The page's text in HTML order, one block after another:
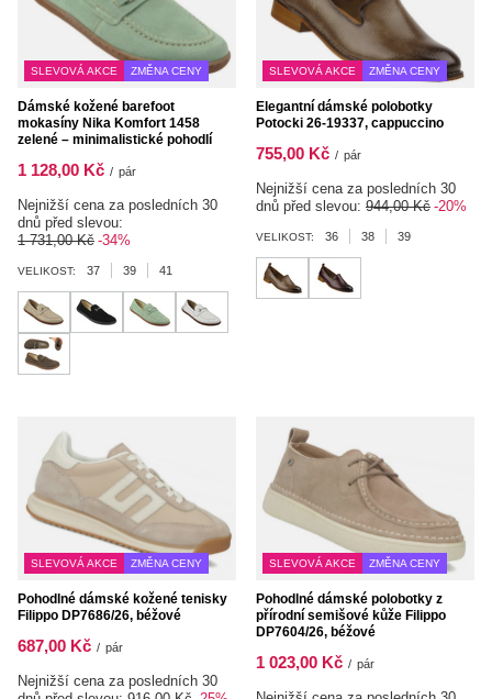
SLEVOVÁ AKCE ZMĚNA CENY
Dámské kožené barefoot
mokasíny Nika Komfort 1458
zelené – minimalistické pohodlí
1 128,00 Kč / pár
Nejnižší cena za posledních 30
dnů před slevou:
1 731,00 Kč -34%
VELIKOST: 37 39 41
SLEVOVÁ AKCE ZMĚNA CENY
Elegantní dámské polobotky
Potocki 26-19337, cappuccino
755,00 Kč / pár
Nejnižší cena za posledních 30
dnů před slevou: 944,00 Kč -20%
VELIKOST: 36 38 39
SLEVOVÁ AKCE ZMĚNA CENY
Pohodlné dámské kožené tenisky
Filippo DP7686/26, béžové
687,00 Kč / pár
Nejnižší cena za posledních 30
SLEVOVÁ AKCE ZMĚNA CENY
Pohodlné dámské polobotky z
přírodní semišové kůže Filippo
DP7604/26, béžové
1 023,00 Kč / pár